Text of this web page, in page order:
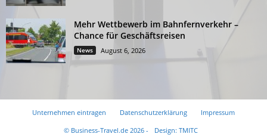
Mehr Wettbewerb im Bahnfernverkehr –
Chance für Geschäftsreisen
News August 6, 2026
Unternehmen eintragen Datenschutzerklärung
Impressum
© Business-Travel.de 2026 -
Design: TMITC